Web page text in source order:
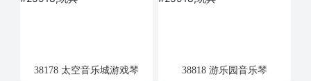
38178 太空音乐城游戏琴 38818 游乐园音乐琴